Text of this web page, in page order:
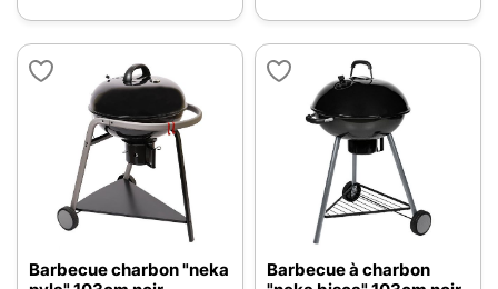
Barbecue charbon "neka
Barbecue à charbon